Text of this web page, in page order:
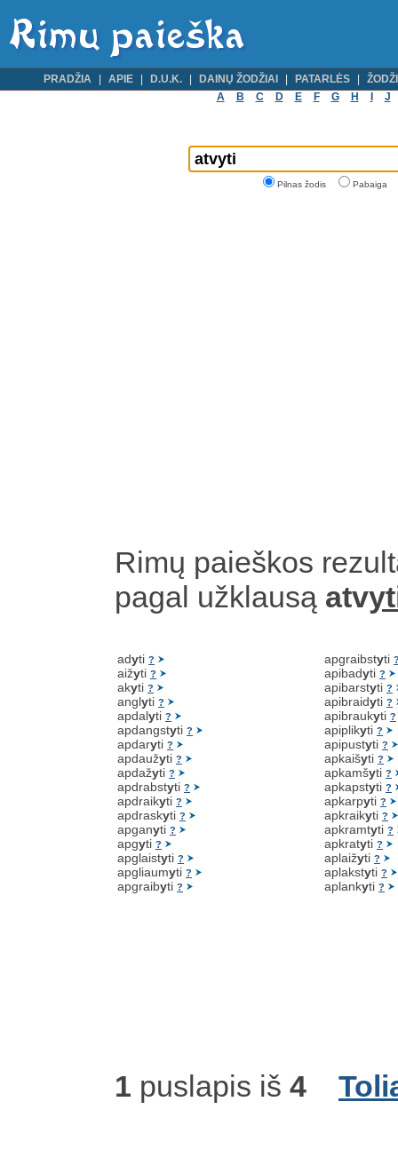
PRADŽIA APIE D.U.K. DAINŲ ŽODŽIAI PATARLĖS
A
B C D E F G H J
Pilnas žodis Pabaiga
Rimų paieškos
pagal užklausą atv
adyti ?
aižyti ?
akyti ?
anglyti ?
apdalyti ?
apdangstyti ?
apdaryti ?
apdaužyti ?
apdažyti ?
apdrabstyti ?
apdraikyti ?
apdraskyti ?
apganyti ?
apgyti ?
apglaistyti ?
apgliaumyti ?
apgraibyti ?
apgraibstyti
apibadyti ?
apibarstyti ?
apibraidyti ?
apibraukyti ?
apiplikyti ?
apipustyti ?
apkaišyti ?
apkamšyti ?
apkapstyti ?
apkarpyti ?
apkraikyti ?
apkramtyti ?
apkratyti ?
aplaižyti ?
aplakstyti ?
aplankyti ?
1 puslapis iš 4